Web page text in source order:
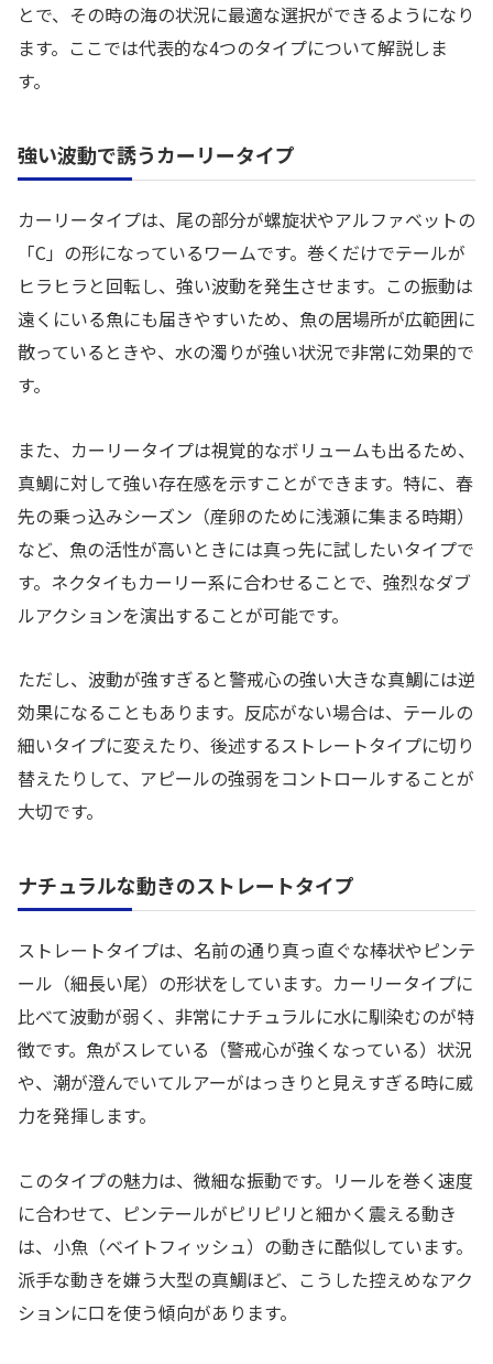
とで、その時の海の状況に最適な選択ができるようになり
ます。ここでは代表的な4つのタイプについて解説しま
す。
強い波動で誘うカーリータイプ
カーリータイプは、尾の部分が螺旋状やアルファベットの
「C」の形になっているワームです。巻くだけでテールが
ヒラヒラと回転し、強い波動を発生させます。この振動は
遠くにいる魚にも届きやすいため、魚の居場所が広範囲に
散っているときや、水の濁りが強い状況で非常に効果的で
す。
また、カーリータイプは視覚的なボリュームも出るため、
真鯛に対して強い存在感を示すことができます。特に、春
先の乗っ込みシーズン（産卵のために浅瀬に集まる時期）
など、魚の活性が高いときには真っ先に試したいタイプで
す。ネクタイもカーリー系に合わせることで、強烈なダブ
ルアクションを演出することが可能です。
ただし、波動が強すぎると警戒心の強い大きな真鯛には逆
効果になることもあります。反応がない場合は、テールの
細いタイプに変えたり、後述するストレートタイプに切り
替えたりして、アピールの強弱をコントロールすることが
大切です。
ナチュラルな動きのストレートタイプ
ストレートタイプは、名前の通り真っ直ぐな棒状やピンテ
ール（細長い尾）の形状をしています。カーリータイプに
比べて波動が弱く、非常にナチュラルに水に馴染むのが特
徴です。魚がスレている（警戒心が強くなっている）状況
や、潮が澄んでいてルアーがはっきりと見えすぎる時に威
力を発揮します。
このタイプの魅力は、微細な振動です。リールを巻く速度
に合わせて、ピンテールがピリピリと細かく震える動き
は、小魚（ベイトフィッシュ）の動きに酷似しています。
派手な動きを嫌う大型の真鯛ほど、こうした控えめなアク
ションに口を使う傾向があります。